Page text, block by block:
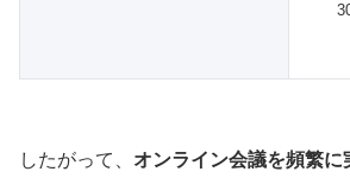
したがって、 オンライン会議を頻繁